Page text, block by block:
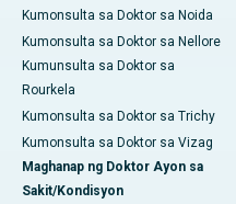
Kumonsulta sa Doktor sa Noida
Kumonsulta sa Doktor sa Nellore
Kumunsulta sa Doktor sa
Rourkela
Kumonsulta sa Doktor sa Trichy
Kumonsulta sa Doktor sa Vizag
Maghanap ng Doktor Ayon sa
Sakit/Kondisyon